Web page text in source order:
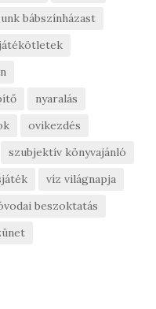
bábszínházast
játékötletek
nyaralás
ovikezdés
szubjektív könyvajánló
víz világnapja
beszoktatás